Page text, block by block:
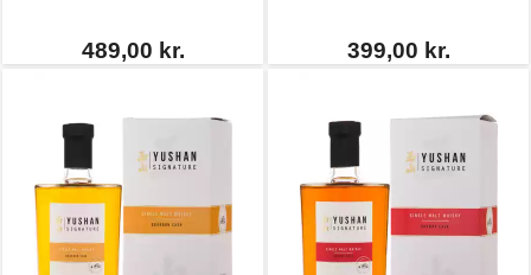
489,00 kr. 399,00 kr.